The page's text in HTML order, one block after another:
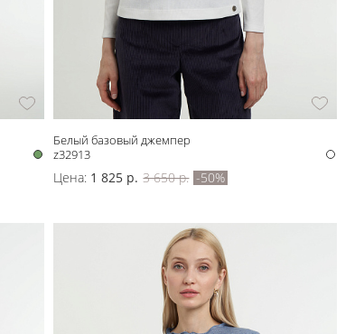
Белый базовый джемпер
z32913
Цена: 1 825 р. 3 650 р. -50%